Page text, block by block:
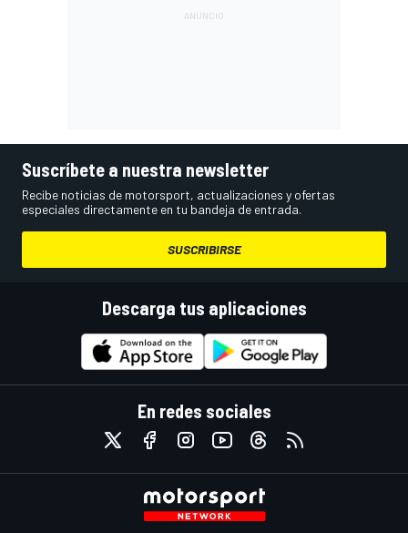
Suscríbete a nuestra newsletter
Recibe noticias de motorsport, actualizaciones y ofertas
especiales directamente en tu bandeja de entrada.
SUSCRIBIRSE
Descarga tus aplicaciones
En redes sociales